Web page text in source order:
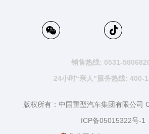
销售热线: 0531-
24小时“亲人”服务热线: 400-
版权所有：中国重型汽车集团有限公司
ICP备05015322号-1